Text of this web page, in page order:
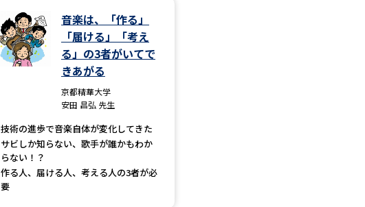
学問のミニ講義「夢ナビ講義」
音楽は、「作る」
「届ける」「考え
る」の3者がいてで
きあがる
京都精華大学
安田 昌弘 先生
技術の進歩で音楽自体が変化してきた
サビしか知らない、歌手が誰かもわか
らない！？
作る人、届ける人、考える人の3者が必
要